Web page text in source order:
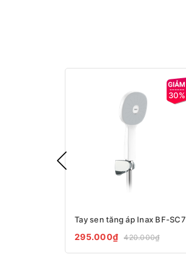
30%
Tay sen tăng áp Inax BF-SC7
295.000₫ 420.000₫